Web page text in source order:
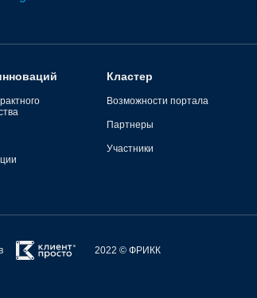
Кластер
Возможности портала
Партнеры
Участники
2022 © ФРИКК